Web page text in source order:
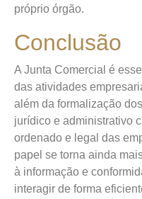
próprio órgão.
Conclusão
A Junta Comercial é
das atividades
além da formalização
jurídico e administrativo
ordenado e legal das
papel se torna ainda
à informação e
interagir de forma